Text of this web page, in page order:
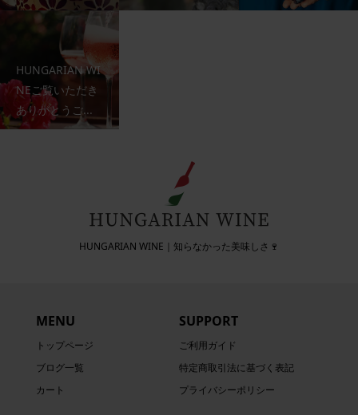
HUNGARIAN WI
NEご覧いただき
ありがとうご...
HUNGARIAN WINE｜知らなかった美味しさ🍷
MENU
トップページ
ブログ一覧
カート
SUPPORT
ご利用ガイド
特定商取引法に基づく表記
プライバシーポリシー